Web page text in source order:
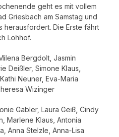
geht es mit vollem
Griesbach am Samstag und
herausfordert. Die Erste fährt
Lohhof.
Bergdolt, Jasmin
Deißler, Simone Klaus,
Neuner, Eva-Maria
Wizinger
Gabler, Laura Geiß, Cindy
Marlene Klaus, Antonia
Anna Stelzle, Anna-Lisa